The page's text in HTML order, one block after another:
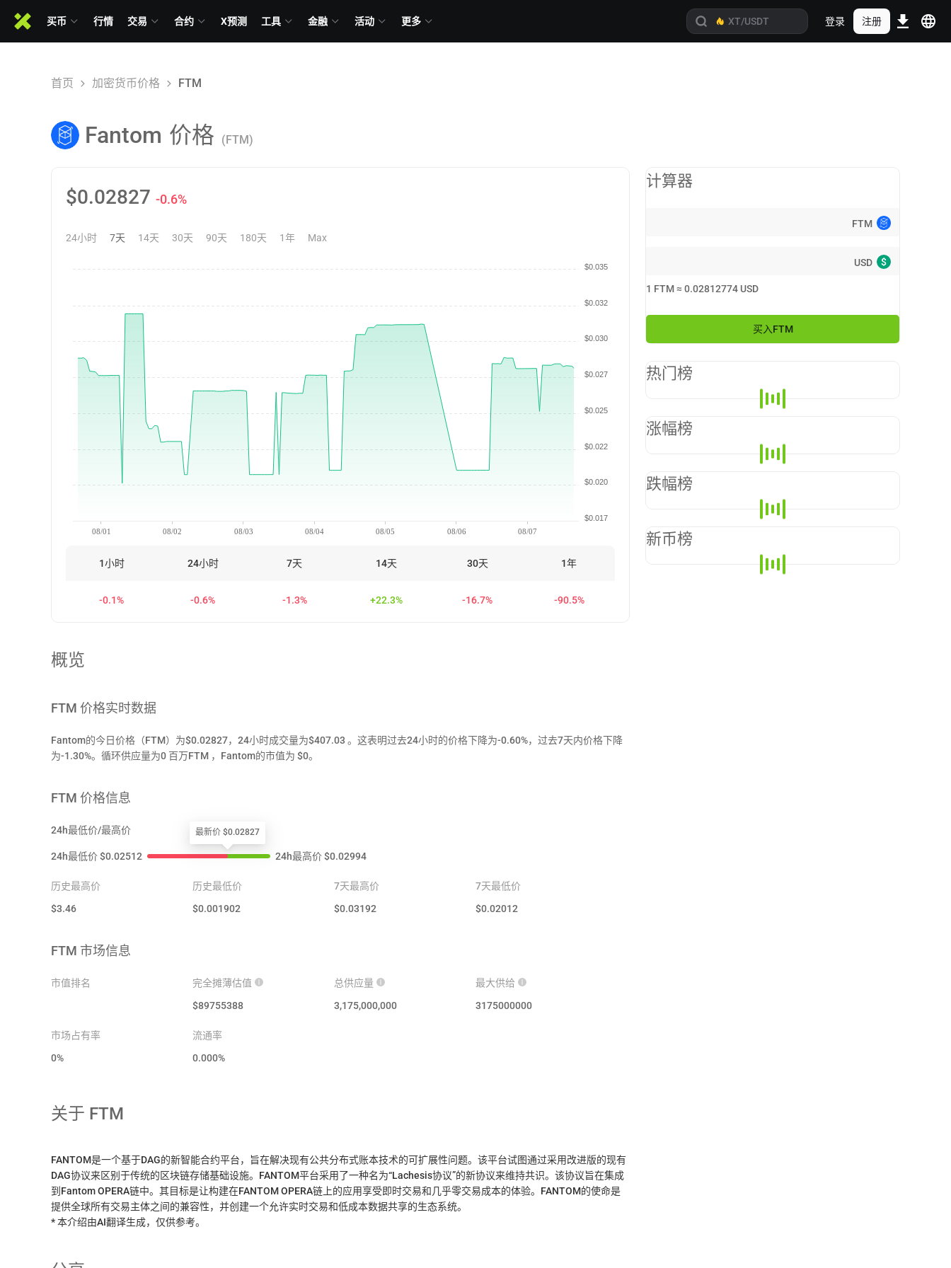
买币 行情 交易 合约 X预测 工具 金融 活动 更多 登录 注册
首页 加密货币价格 FTM
Fantom 价格 (FTM)
$0.02827 -0.6%
24小时 7天 14天 30天 90天 180天 1年 Max
08/01 08/02 08/03 08/04 08/05 08/06 08/07
$0.017
$0.020
$0.022
$0.025
$0.027
$0.030
$0.032
$0.035
1小时 24小时 7天 14天 30天 1年
-0.1% -0.6% -1.3% +22.3% -16.7% -90.5%
概览
FTM 价格实时数据
Fantom的今日价格（FTM）为$0.02827，24小时成交量为$407.03 。这表明过去24小时的价格下降为-0.60%，过去7天内价格下降
为-1.30%。循环供应量为0 百万FTM ，Fantom的市值为 $0。
FTM 价格信息
24h最低价/最高价
24h最低价$0.02512
最新价 $0.02827
24h最高价$0.02994
历史最高价
$3.46
历史最低价
$0.001902
7天最高价
$0.03192
7天最低价
$0.02012
FTM 市场信息
市值排名
完全摊薄估值
$89755388
总供应量
3,175,000,000
最大供给
3175000000
市场占有率
0%
流通率
0.000%
关于 FTM
FANTOM是一个基于DAG的新智能合约平台，旨在解决现有公共分布式账本技术的可扩展性问题。该平台试图通过采用改进版的现有
DAG协议来区别于传统的区块链存储基础设施。FANTOM平台采用了一种名为“Lachesis协议”的新协议来维持共识。该协议旨在集成
到Fantom OPERA链中。其目标是让构建在FANTOM OPERA链上的应用享受即时交易和几乎零交易成本的体验。FANTOM的使命是
提供全球所有交易主体之间的兼容性，并创建一个允许实时交易和低成本数据共享的生态系统。
* 本介绍由AI翻译生成，仅供参考。
计算器
FTM
USD $
1 FTM≈0.02812774 USD
买入FTM
热门榜
涨幅榜
跌幅榜
新币榜